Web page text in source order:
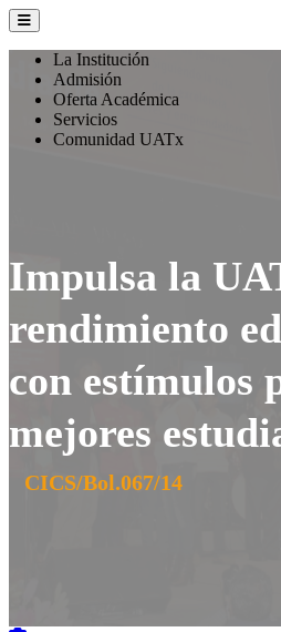
La Institución
Admisión
Oferta Académica
Servicios
Comunidad UATx
Impulsa la
rendimiento
con estímulos
mejores
CICS/Bol.067/14